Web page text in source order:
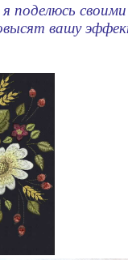
поделюсь
вашу